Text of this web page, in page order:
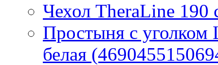
Чехол TheraLine
Простыня с
белая